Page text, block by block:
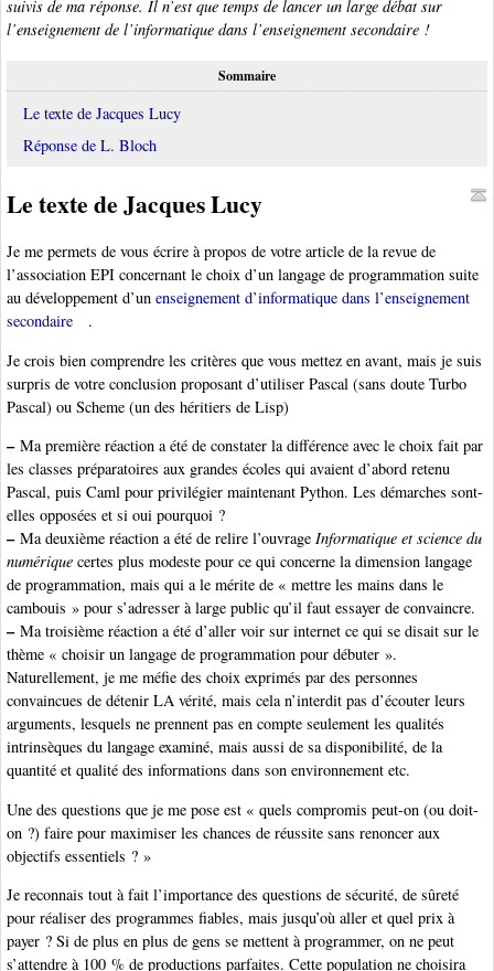
suivis de ma réponse. Il n’est que temps de lancer un large débat sur
l’enseignement de l’informatique dans l’enseignement secondaire !
Sommaire
Le texte de Jacques Lucy
Réponse de L. Bloch
Le texte de Jacques Lucy
Je me permets de vous écrire à propos de votre article de la revue de
l’association EPI concernant le choix d’un langage de programmation suite
au développement d’un enseignement d’informatique dans l’enseignement
secondaire
.
Je crois bien comprendre les critères que vous mettez en avant, mais je suis
surpris de votre conclusion proposant d’utiliser Pascal (sans doute Turbo
Pascal) ou Scheme (un des héritiers de Lisp)
–Ma première réaction a été de constater la différence avec le choix fait par
les classes préparatoires aux grandes écoles qui avaient d’abord retenu
Pascal, puis Caml pour privilégier maintenant Python. Les démarches sont-
elles opposées et si oui pourquoi ?
–Ma deuxième réaction a été de relire l’ouvrage Informatique et science du
numérique certes plus modeste pour ce qui concerne la dimension langage
de programmation, mais qui a le mérite de « mettre les mains dans le
cambouis » pour s’adresser à large public qu’il faut essayer de convaincre.
–Ma troisième réaction a été d’aller voir sur internet ce qui se disait sur le
thème « choisir un langage de programmation pour débuter ».
Naturellement, je me méfie des choix exprimés par des personnes
convaincues de détenir LA vérité, mais cela n’interdit pas d’écouter leurs
arguments, lesquels ne prennent pas en compte seulement les qualités
intrinsèques du langage examiné, mais aussi de sa disponibilité, de la
quantité et qualité des informations dans son environnement etc.
Une des questions que je me pose est « quels compromis peut-on (ou doit-
on ?) faire pour maximiser les chances de réussite sans renoncer aux
objectifs essentiels ? »
Je reconnais tout à fait l’importance des questions de sécurité, de sûreté
pour réaliser des programmes fiables, mais jusqu’où aller et quel prix à
payer ? Si de plus en plus de gens se mettent à programmer, on ne peut
s’attendre à 100 % de productions parfaites. Cette population ne choisira